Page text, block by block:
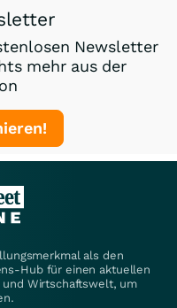
Newsletter
mehr aus der
als den
Hub für einen aktuellen
Wirtschaftswelt, um